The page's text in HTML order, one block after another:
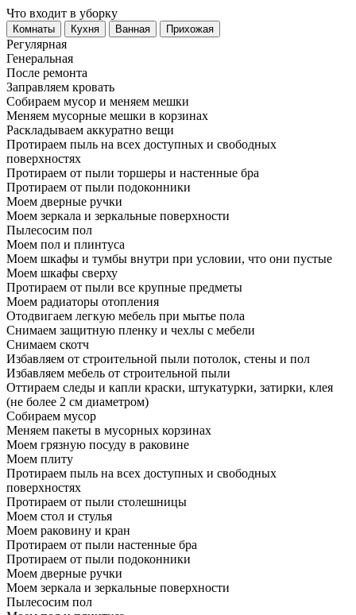
Что входит в уборку
Регу­лярная
Гене­ральная
После ремонта
Заправляем кровать
Собираем мусор и меняем мешки
Меняем мусорные мешки в корзинах
Раскладываем аккуратно вещи
Протираем пыль на всех доступных и свободных
поверхностях
Протираем от пыли торшеры и настенные бра
Протираем от пыли подоконники
Моем дверные ручки
Моем зеркала и зеркальные поверхности
Пылесосим пол
Моем пол и плинтуса
Моем шкафы и тумбы внутри при условии, что они пустые
Моем шкафы сверху
Протираем от пыли все крупные предметы
Моем радиаторы отопления
Отодвигаем легкую мебель при мытье пола
Снимаем защитную пленку и чехлы с мебели
Снимаем скотч
Избавляем от строительной пыли потолок, стены и пол
Избавляем мебель от строительной пыли
Оттираем следы и капли краски, штукатурки, затирки, клея
(не более 2 см диаметром)
Собираем мусор
Меняем пакеты в мусорных корзинах
Моем грязную посуду в раковине
Моем плиту
Протираем пыль на всех доступных и свободных
поверхностях
Протираем от пыли столешницы
Моем стол и стулья
Моем раковину и кран
Протираем от пыли настенные бра
Протираем от пыли подоконники
Моем дверные ручки
Моем зеркала и зеркальные поверхности
Пылесосим пол